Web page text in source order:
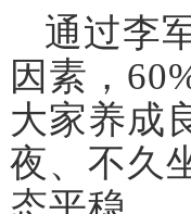
通过李
因素，
大家养成
夜、不久